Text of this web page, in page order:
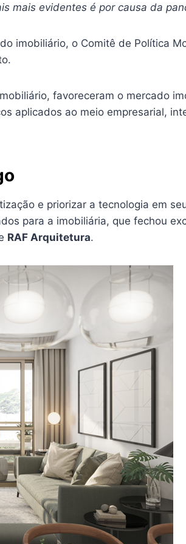
mais evidentes é por causa da
imobiliário, o Comitê de Política
favoreceram o mercado
aplicados ao meio empresarial,
e priorizar a tecnologia em
para a imobiliária, que fechou
RAF Arquitetura.